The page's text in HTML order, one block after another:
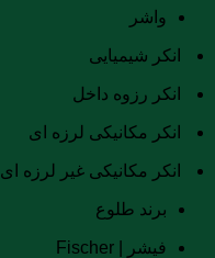
واشر
انکر شیمیایی
انکر رزوه داخل
انکر مکانیکی لرزه ای
انکر مکانیکی غیر لرزه ای
برند طلوع
فیشر | Fischer